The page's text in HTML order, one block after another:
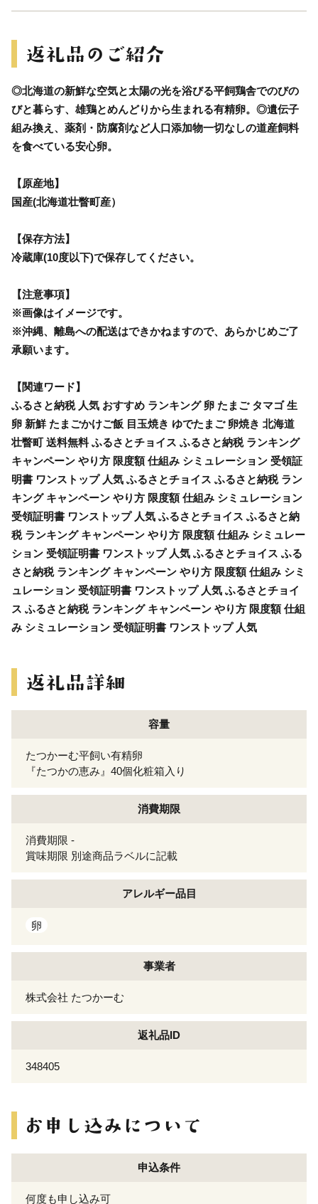
◎北海道の新鮮な空気と太陽の光を浴びる平飼鶏舎でのびの
びと暮らす、雄鶏とめんどりから生まれる有精卵。◎遺伝子
組み換え、薬剤・防腐剤など人口添加物一切なしの道産飼料
を食べている安心卵。
【原産地】
国産(北海道壮瞥町産）
【保存方法】
冷蔵庫(10度以下)で保存してください。
【注意事項】
※画像はイメージです。
※沖縄、離島への配送はできかねますので、あらかじめご了
承願います。
【関連ワード】
ふるさと納税 人気 おすすめ ランキング 卵 たまご タマゴ 生
卵 新鮮 たまごかけご飯 目玉焼き ゆでたまご 卵焼き 北海道
壮瞥町 送料無料 ふるさとチョイス ふるさと納税 ランキング
キャンペーン やり方 限度額 仕組み シミュレーション 受領証
明書 ワンストップ 人気 ふるさとチョイス ふるさと納税 ラン
キング キャンペーン やり方 限度額 仕組み シミュレーション
受領証明書 ワンストップ 人気 ふるさとチョイス ふるさと納
税 ランキング キャンペーン やり方 限度額 仕組み シミュレー
ション 受領証明書 ワンストップ 人気 ふるさとチョイス ふる
さと納税 ランキング キャンペーン やり方 限度額 仕組み シミ
ュレーション 受領証明書 ワンストップ 人気 ふるさとチョイ
ス ふるさと納税 ランキング キャンペーン やり方 限度額 仕組
み シミュレーション 受領証明書 ワンストップ 人気
容量
たつかーむ平飼い有精卵
『たつかの恵み』40個化粧箱入り
消費期限
消費期限 -
賞味期限 別途商品ラベルに記載
アレルギー品目
卵
事業者
株式会社 たつかーむ
返礼品ID
348405
申込条件
何度も申し込み可